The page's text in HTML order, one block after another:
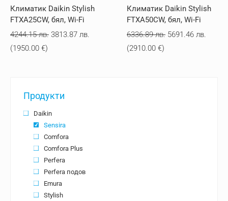
Климатик Daikin Stylish
FTXA25CW, бял, Wi-Fi
4244.15лв. Original
3813.87 лв.
(1950.00 €)
Климатик Daikin Stylish
FTXA50CW, бял, Wi-Fi
6336.89лв. Original
5691.46 лв.
(2910.00 €)
Продукти
Daikin
Sensira
Comfora
Comfora Plus
Perfera
Perfera подов
Emura
Stylish